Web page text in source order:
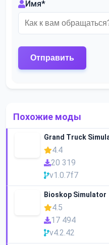
Имя*
Похожие моды
Grand Truck
4.4
20 319
v1.0.7f7
Bioskop Simulator
4.5
17 494
v4.2.42